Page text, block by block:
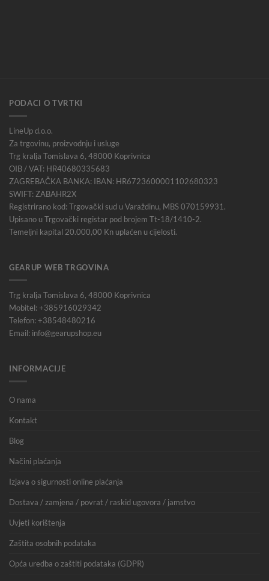
PODACI O TVRTKI
LineUp d.o.o.
Za trgovinu, proizvodnju i usluge
Trg kralja Tomislava 6, 48000 Koprivnica
OIB / VAT: HR40680335683
ZAGREBAČKA BANKA: IBAN: HR6723600001102680323
SWIFT: ZABAHR2X
Registrirano kod: Trgovački sud u Varaždinu, MBS 070159931.
Upisano u Trgovački registar pod brojem Tt-18/1410-2.
Temeljni kapital 20.000,00 Kn uplaćen u cijelosti.
GEARUP WEB TRGOVINA
Trg kralja Tomislava 6, 48000 Koprivnica
Mobitel: +385916029342
Telefon: +38548480216
Email: info@gearupshop.eu
INFORMACIJE
O nama
Kontakt
Blog
Načini plaćanja
Izjava o sigurnosti online plaćanja
Dostava / zamjena / povrat / raskid ugovora / jamstvo
Uvjeti korištenja
Zaštita osobnih podataka
Opća uredba o zaštiti podataka (GDPR)